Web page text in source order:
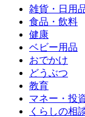
雑貨・日用
食品・飲料
健康
ベビー用品
おでかけ
どうぶつ
教育
マネー・投
くらしの相